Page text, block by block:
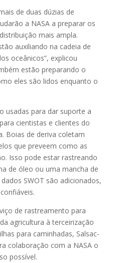
de duas dúzias de
a NASA a preparar os
mais ampla.
auxiliando na cadeia de
oceânicos”, explicou
estão preparando o
eles são lidos enquanto o
usadas para dar suporte a
cientistas e clientes do
Boias de deriva coletam
que preveem como as
Isso pode estar rastreando
de óleo ou uma mancha de
SWOT são adicionados,
de rastreamento para
agricultura à terceirização
para caminhadas, Salsac-
colaboração com a NASA o
possível.